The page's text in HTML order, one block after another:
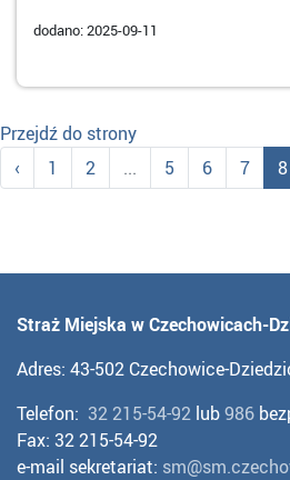
dodano: 2025-09-11
Przejdź do strony
‹
1 2 ... 5 6 7 8
Straż Miejska w Czechowicach-
Adres: 43-502 Czechowice-
Telefon: 32 215-54-92 lub986
Fax: 32 215-54-92
e-mail sekretariat: